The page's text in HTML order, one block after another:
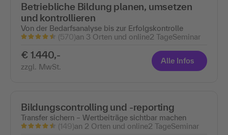
Betriebliche Bildung planen, umsetzen
und kontrollieren
Von der Bedarfsanalyse bis zur Erfolgskontrolle
(570)an 3 Orten und online2 TageSeminar
€ 1.440,-
zzgl. MwSt.
Alle Infos
Bildungscontrolling und -reporting
Transfer sichern – Wertbeiträge sichtbar machen
(149)an 2 Orten und online2 TageSeminar